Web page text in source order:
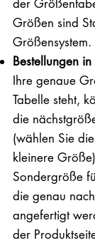
der
Größen sind
Größensystem.
Bestellungen
Ihre genaue
Tabelle steht,
die
(wählen Sie
kleinere
Sondergröße
die genau
angefertigt
der